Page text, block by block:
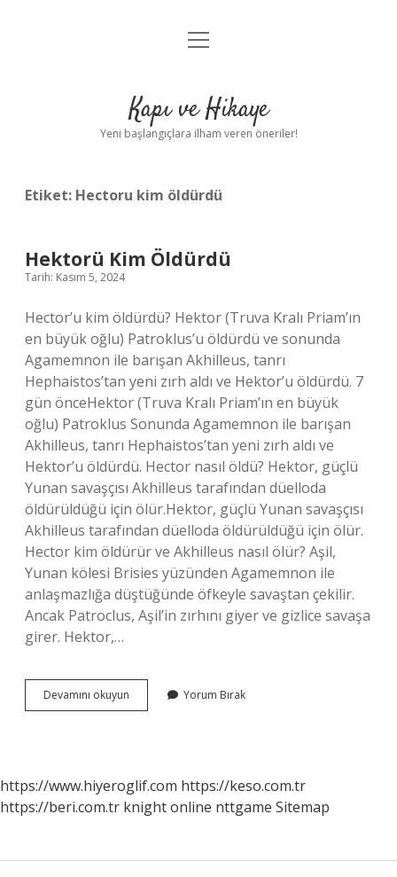
Anasayfa
Yasal Uyarı
menüyü
Kapı ve Hikaye
Yeni başlangıçlara ilham veren öneriler!
Etiket: Hectoru kim öldürdü
Hektorü Kim Öldürdü
Tarih: Kasım 5, 2024
Hector’u kim öldürdü? Hektor (Truva Kralı Priam’ın
en büyük oğlu) Patroklus’u öldürdü ve sonunda
Agamemnon ile barışan Akhilleus, tanrı
Hephaistos’tan yeni zırh aldı ve Hektor’u öldürdü. 7
gün önceHektor (Truva Kralı Priam’ın en büyük
oğlu) Patroklus Sonunda Agamemnon ile barışan
Akhilleus, tanrı Hephaistos’tan yeni zırh aldı ve
Hektor’u öldürdü. Hector nasıl öldü? Hektor, güçlü
Yunan savaşçısı Akhilleus tarafından düelloda
öldürüldüğü için ölür.Hektor, güçlü Yunan savaşçısı
Akhilleus tarafından düelloda öldürüldüğü için ölür.
Hector kim öldürür ve Akhilleus nasıl ölür? Aşil,
Yunan kölesi Brisies yüzünden Agamemnon ile
anlaşmazlığa düştüğünde öfkeyle savaştan çekilir.
Ancak Patroclus, Aşil’in zırhını giyer ve gizlice savaşa
girer. Hektor,…
Devamını okuyun Hektorü
Kim
Yorum Bırak
https://www.hiyeroglif.com https://keso.com.tr
https://beri.com.tr knight online nttgame Sitemap